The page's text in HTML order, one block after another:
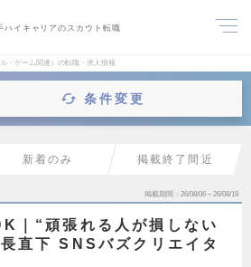
ハイキャリアのスカウト転職
・ゲーム関連）の転職・求人情報
条件変更
新着のみ 掲載終了間近
掲載期間 26/08/06～26/08/19
｜“頑張れる人が損しない
直下 SNSバズクリエイタ